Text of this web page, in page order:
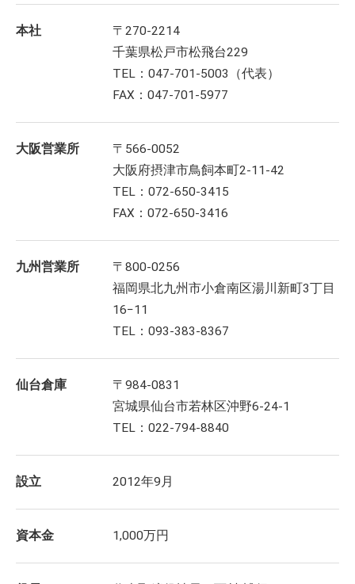
本社
〒270-2214
千葉県松戸市松飛台229
TEL：047-701-5003（代表）
FAX：047-701-5977
大阪営業所
〒566-0052
大阪府摂津市鳥飼本町2-11-42
TEL：072-650-3415
FAX：072-650-3416
九州営業所
〒800-0256
福岡県北九州市小倉南区湯川新町3丁目
16−11
TEL：093-383-8367
仙台倉庫
〒984-0831
宮城県仙台市若林区沖野6-24-1
TEL：022-794-8840
設立 2012年9月
資本金 1,000万円